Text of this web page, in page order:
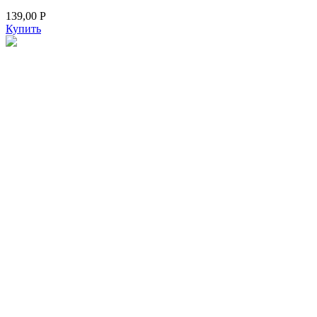
139,00 Р
Купить